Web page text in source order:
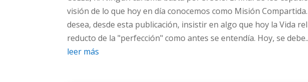
visión de lo que hoy en día conocemos como Misión
desea, desde esta publicación, insistir en algo que hoy la Vida
reducto de la "perfección" como antes se entendía. Hoy, se
leer más